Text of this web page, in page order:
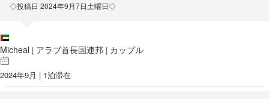
◇投稿日 2024年9月7日土曜日◇
Micheal | アラブ首長国連邦 | カップル
2024年9月 | 1泊滞在